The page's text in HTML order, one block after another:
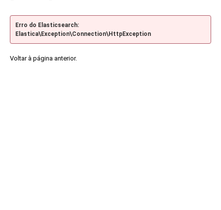
Erro do Elasticsearch:
Elastica\Exception\Connection\HttpException
Voltar à página anterior.